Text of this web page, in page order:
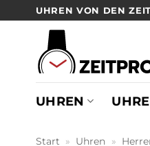
springen
UHREN VON DEN
UHREN
Start » Uhren »